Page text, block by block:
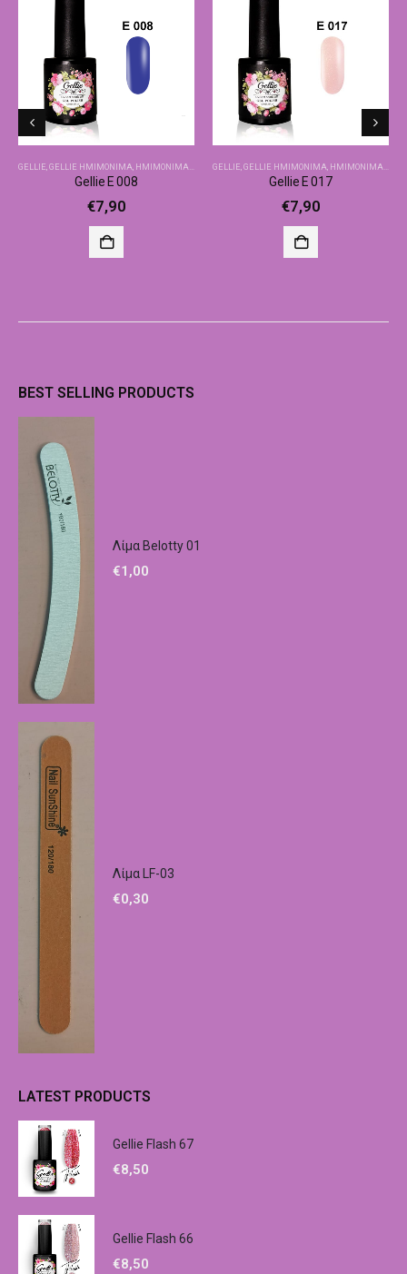
GELLIE GELLIE ΗΜΙΜΌΝΙΜΑ ΗΜΙΜΌΝΙΜΑ-ΒΑΣΙΚΆ ΧΡΏΜΑΤΑ
Gellie E 008
€7,90
GELLIE GELLIE ΗΜΙΜΌΝΙΜΑ ΗΜΙΜΌΝΙΜΑ-ΒΑΣΙΚΆ ΧΡΏΜΑΤΑ
Gellie E 017
€7,90
BEST SELLING PRODUCTS
Λίμα Belotty 01
€1,00
Λίμα LF-03
€0,30
LATEST PRODUCTS
Gellie Flash 67
€8,50
Gellie Flash 66
€8,50